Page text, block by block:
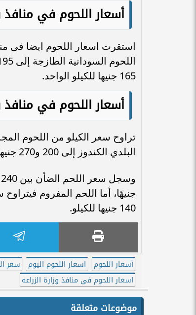
أسعار اللحوم في منافذ
استقرت اسعار اللحوم ايضا فى
165 جنيها للكيلو الواحد.
أسعار اللحوم في منافذ
البلدي الكندوز إلى 200 و270 جنيها.
140 جنيها للكيلو.
أسعار اللحوم اسعار اللحوم اليوم سعر
اسعار اللحوم فى منافذ وزارة الزراعه
موضوعات متعلقة